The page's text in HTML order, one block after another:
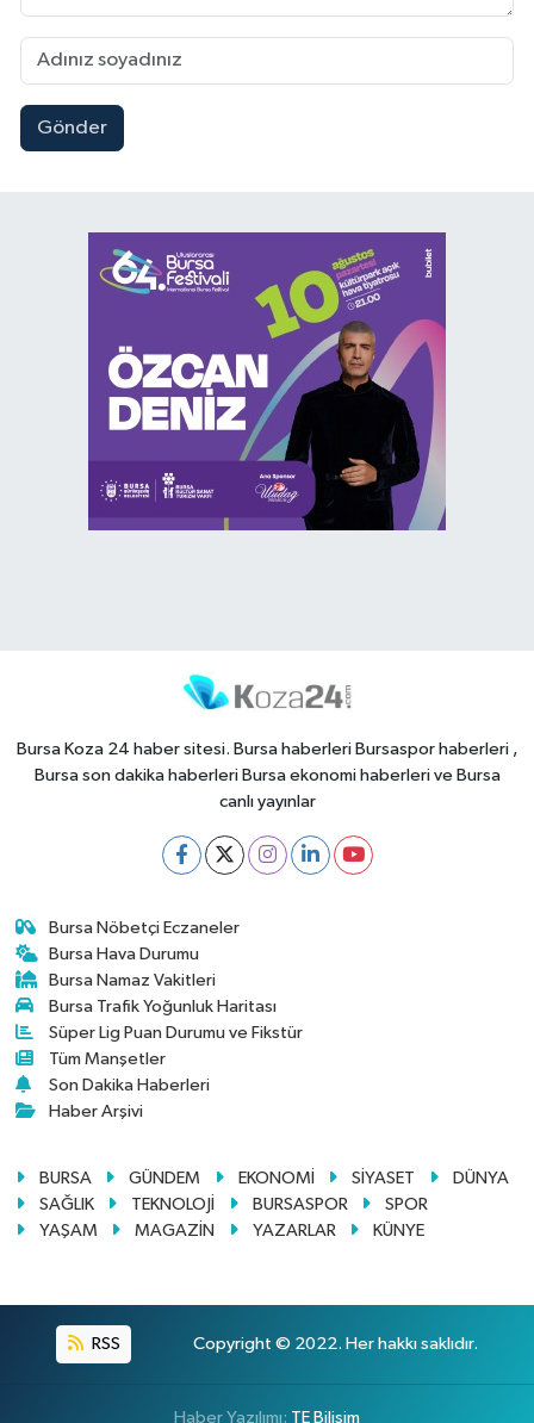
Gönder
Bursa Koza 24 haber sitesi. Bursa haberleri Bursaspor haberleri ,
Bursa son dakika haberleri Bursa ekonomi haberleri ve Bursa
canlı yayınlar
Bursa Nöbetçi Eczaneler
Bursa Hava Durumu
Bursa Namaz Vakitleri
Bursa Trafik Yoğunluk Haritası
Süper Lig Puan Durumu ve Fikstür
Tüm Manşetler
Son Dakika Haberleri
Haber Arşivi
BURSA GÜNDEM EKONOMİ SİYASET
DÜNYA
SAĞLIK
TEKNOLOJİ BURSASPOR
SPOR
YAŞAM
MAGAZİN YAZARLAR KÜNYE
RSS Copyright © 2022. Her hakkı saklıdır.
Haber Yazılımı: TE Bilişim